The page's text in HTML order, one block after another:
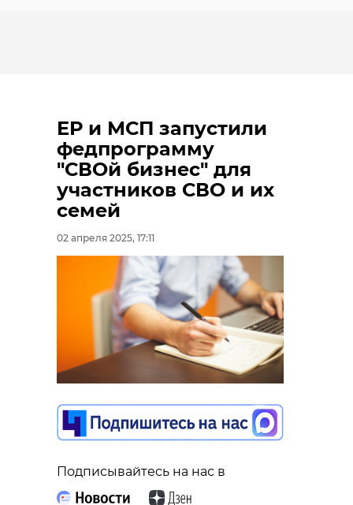
ЕР и МСП запустили
федпрограмму
"СВОй бизнес" для
участников СВО и их
семей
02 апреля 2025, 17:11
Подписывайтесь на нас в